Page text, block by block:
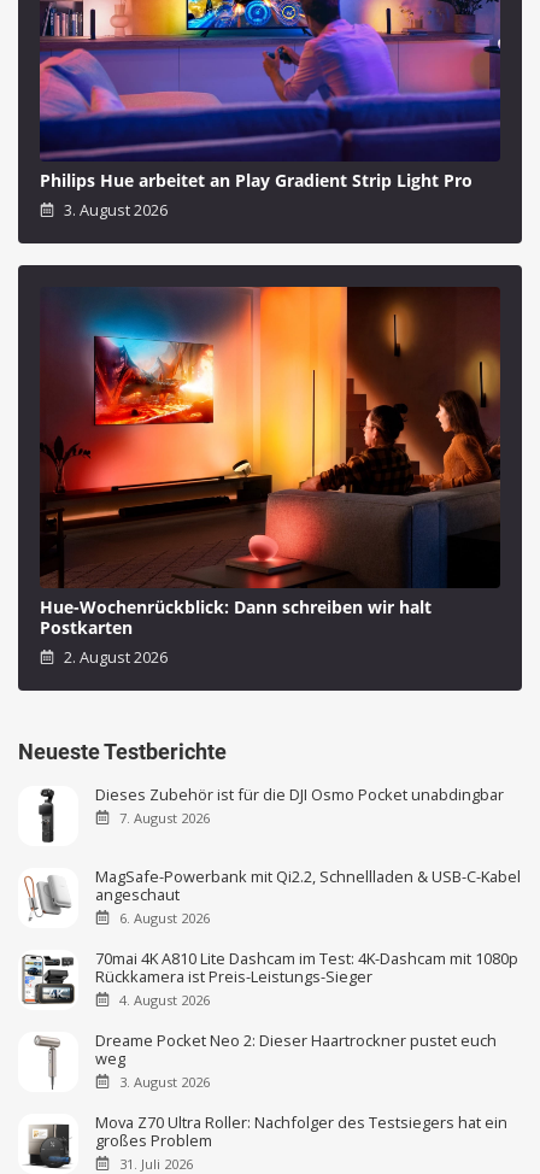
Philips Hue arbeitet an Play Gradient Strip Light Pro
3. August 2026
Hue-Wochenrückblick: Dann schreiben wir halt
Postkarten
2. August 2026
Neueste Testberichte
Dieses Zubehör ist für die DJI Osmo Pocket unabdingbar
7. August 2026
MagSafe-Powerbank mit Qi2.2, Schnellladen & USB-C-Kabel
angeschaut
6. August 2026
70mai 4K A810 Lite Dashcam im Test: 4K-Dashcam mit 1080p
Rückkamera ist Preis-Leistungs-Sieger
4. August 2026
Dreame Pocket Neo 2: Dieser Haartrockner pustet euch
weg
3. August 2026
Mova Z70 Ultra Roller: Nachfolger des Testsiegers hat ein
großes Problem
31. Juli 2026